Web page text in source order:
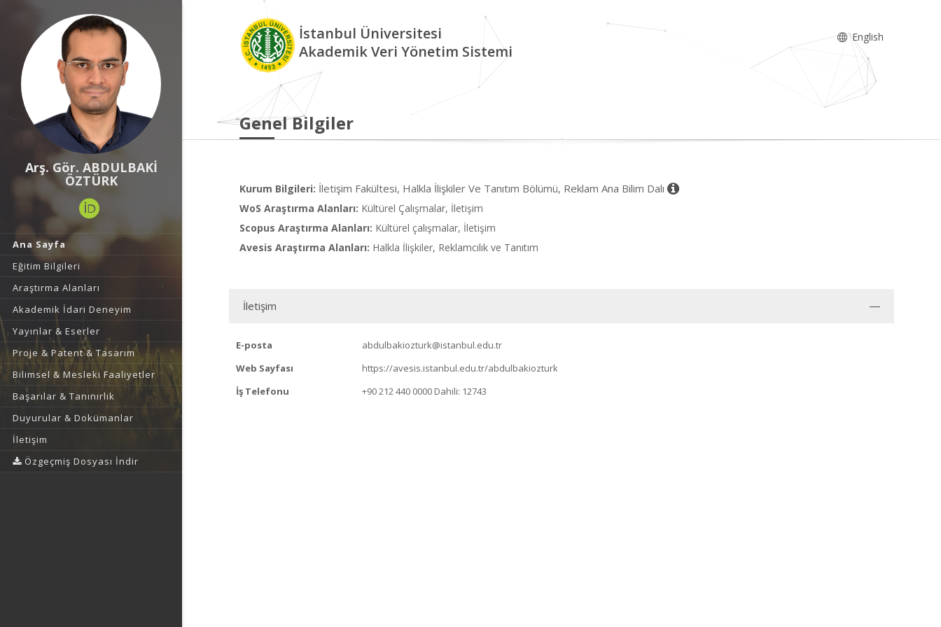
Arş. Gör. ABDULBAKİ
ÖZTÜRK
Ana Sayfa
Eğitim Bilgileri
Araştırma Alanları
Akademik İdari Deneyim
Yayınlar & Eserler
Proje & Patent & Tasarım
Bilimsel & Mesleki Faaliyetler
Başarılar & Tanınırlık
Duyurular & Dokümanlar
İletişim
Özgeçmiş Dosyası İndir
İstanbul Üniversitesi
Akademik Veri Yönetim Sistemi
English
Genel Bilgiler
Kurum Bilgileri: İletişim Fakültesi, Halkla İlişkiler Ve Tanıtım Bölümü, Reklam Ana Bilim Dalı
WoS Araştırma Alanları: Kültürel Çalışmalar, İletişim
Scopus Araştırma Alanları: Kültürel çalışmalar, İletişim
Avesis Araştırma Alanları: Halkla İlişkiler, Reklamcılık ve Tanıtım
İletişim
E-posta
abdulbakiozturk@istanbul.edu.tr
Web Sayfası
https://avesis.istanbul.edu.tr/abdulbakiozturk
İş Telefonu
+90 212 440 0000 Dahili: 12743